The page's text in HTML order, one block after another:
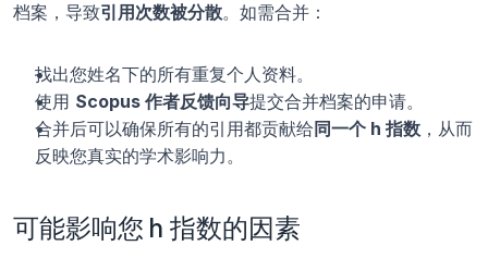
档案，导致引用次数被分散。如需合并：
找出您姓名下的所有重复个人资料。
使用 Scopus 作者反馈向导提交合并档案的申请。
合并后可以确保所有的引用都贡献给同一个 h 指数 ，从而
反映您真实的学术影响力。
可能影响您 h 指数的因素